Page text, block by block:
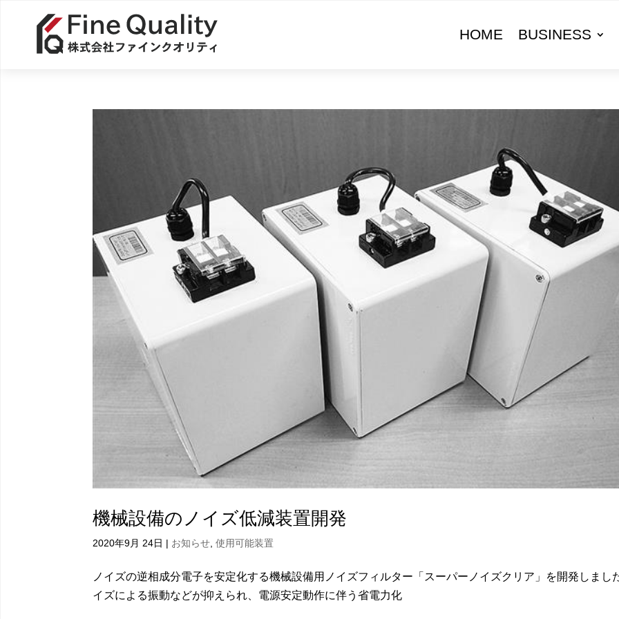
HOME BUSINESS
機械設備のノイズ低減装置開発
2020年9月 24日 | お知らせ,使用可能装置
ノイズの逆相成分電子を安定化する機械設備用ノイズフィルター「スーパーノイズクリア」を開発しまし
イズによる振動などが抑えられ、電源安定動作に伴う省電力化